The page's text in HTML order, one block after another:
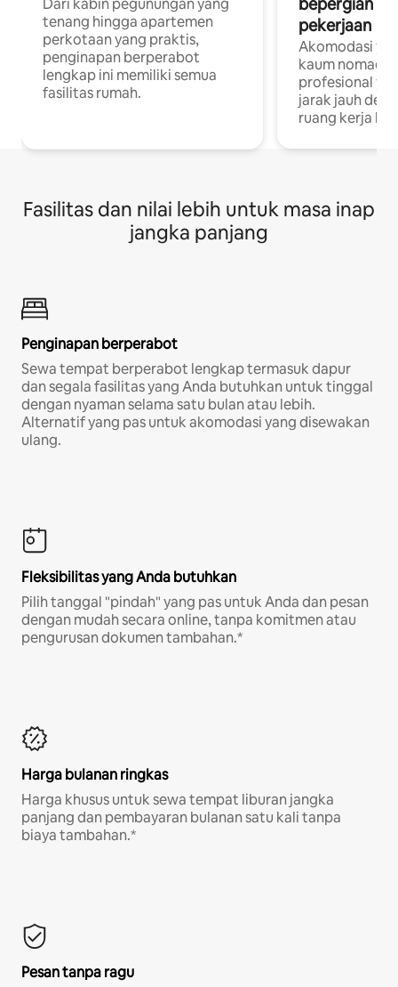
Dari kabin pegunungan yang
tenang hingga apartemen
perkotaan yang praktis,
penginapan berperabot
lengkap ini memiliki semua
fasilitas rumah.
bepergian
pekerjaan
Akomodasi
kaum
profesional
jarak jauh
ruang kerja
Fasilitas dan nilai lebih untuk masa inap
jangka panjang
Penginapan berperabot
Sewa tempat berperabot lengkap termasuk dapur
dan segala fasilitas yang Anda butuhkan untuk tinggal
dengan nyaman selama satu bulan atau lebih.
Alternatif yang pas untuk akomodasi yang disewakan
ulang.
Fleksibilitas yang Anda butuhkan
Pilih tanggal "pindah" yang pas untuk Anda dan pesan
dengan mudah secara online, tanpa komitmen atau
pengurusan dokumen tambahan.*
Harga bulanan ringkas
Harga khusus untuk sewa tempat liburan jangka
panjang dan pembayaran bulanan satu kali tanpa
biaya tambahan.*
Pesan tanpa ragu